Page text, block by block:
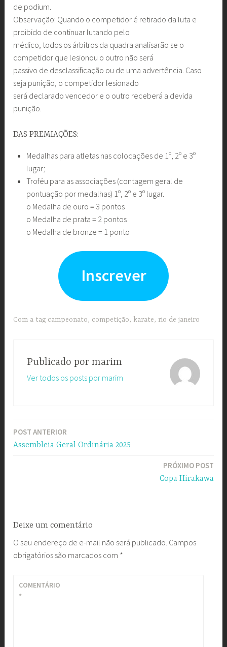
de podium.
Observação: Quando o competidor é retirado da luta e
proibido de continuar lutando pelo
médico, todos os árbitros da quadra analisarão se o
competidor que lesionou o outro não será
passivo de desclassificação ou de uma advertência. Caso
seja punição, o competidor lesionado
será declarado vencedor e o outro receberá a devida
punição.
DAS PREMIAÇÕES:
Medalhas para atletas nas colocações de 1º, 2º e 3º
lugar;
Troféu para as associações (contagem geral de
pontuação por medalhas) 1º, 2º e 3º lugar.
o Medalha de ouro = 3 pontos
o Medalha de prata = 2 pontos
o Medalha de bronze = 1 ponto
Inscrever
Com a tag campeonato, competição, karate, rio de janeiro
Publicado por marim
Ver todos os posts por marim
Navegação
POST ANTERIOR
Assembleia Geral Ordinária 2025
PRÓXIMO POST
Copa Hirakawa
Deixe um comentário
O seu endereço de e-mail não será publicado. Campos
obrigatórios são marcados com *
COMENTÁRIO
*